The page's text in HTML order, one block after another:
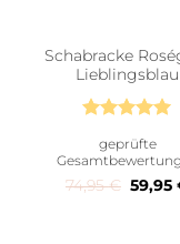
Schabracke
Lieblingsblau
mit5von
5
geprüfte
74,95€ 59,95